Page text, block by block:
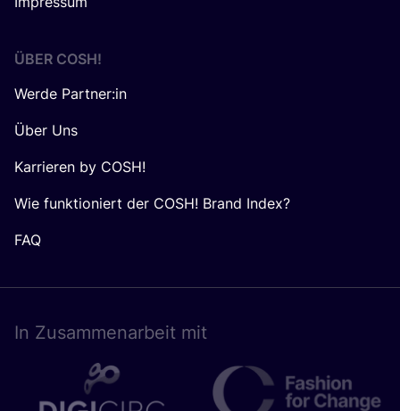
ÜBER COSH!
Werde Partner:in
Über Uns
Karrieren by COSH!
Wie funktioniert der COSH! Brand Index?
FAQ
In Zusam­men­ar­beit mit